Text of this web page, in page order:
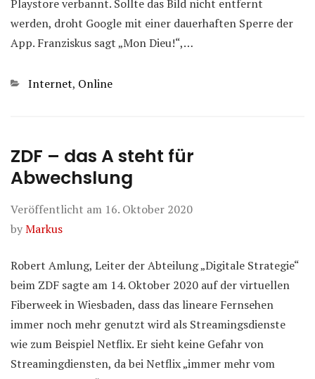
Playstore verbannt. Sollte das Bild nicht entfernt
werden, droht Google mit einer dauerhaften Sperre der
App. Franziskus sagt „Mon Dieu!“,…
Kategorien
Internet, Online
ZDF – das A steht für
Abwechslung
Veröffentlicht am 16. Oktober 2020
byMarkus
Robert Amlung, Leiter der Abteilung „Digitale Strategie“
beim ZDF sagte am 14. Oktober 2020 auf der virtuellen
Fiberweek in Wiesbaden, dass das lineare Fernsehen
immer noch mehr genutzt wird als Streamingsdienste
wie zum Beispiel Netflix. Er sieht keine Gefahr von
Streamingdiensten, da bei Netflix „immer mehr vom